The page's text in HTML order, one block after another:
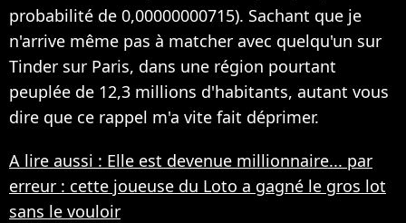
probabilité de 0,00000000715). Sachant que je
n'arrive même pas à matcher avec quelqu'un sur
Tinder sur Paris, dans une région pourtant
peuplée de 12,3 millions d'habitants, autant vous
dire que ce rappel m'a vite fait déprimer.
A lire aussi : Elle est devenue millionnaire... par
erreur : cette joueuse du Loto a gagné le gros lot
sans le vouloir